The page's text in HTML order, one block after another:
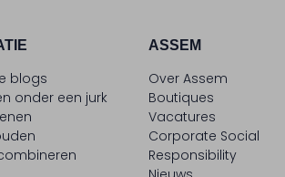
blogs
onder een jurk
ASSEM
Over Assem
Boutiques
Vacatures
Corporate Social
Responsibility